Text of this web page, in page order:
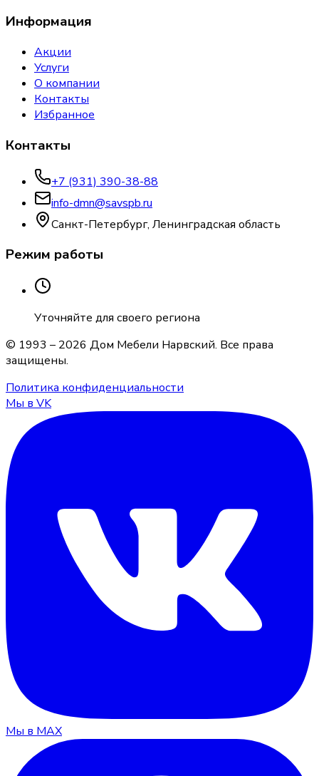
Информация
Акции
Услуги
О компании
Контакты
Избранное
Контакты
+7 (931) 390-38-88
info-dmn@savspb.ru
Санкт-Петербург, Ленинградская область
Режим работы
Уточняйте для своего региона
© 1993 – 2026 Дом Мебели Нарвский. Все права
защищены.
Политика конфиденциальности
Мы в VK
Мы в MAX